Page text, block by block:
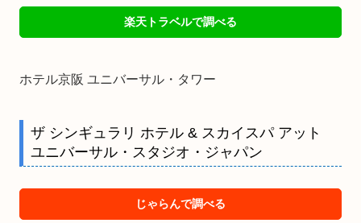
楽天トラベルで調べる
ホテル京阪 ユニバーサル・タワー
ザ シンギュラリ ホテル & スカイスパ アット
ユニバーサル・スタジオ・ジャパン
じゃらんで調べる